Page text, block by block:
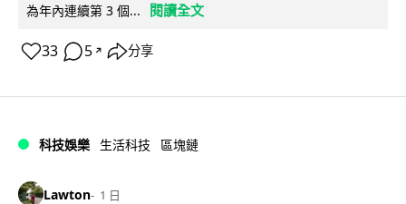
為年內連續第 3 個...
閱讀全文
33 5 ↗ 分享
科技娛樂 生活科技 區塊鏈
Lawton 1 日